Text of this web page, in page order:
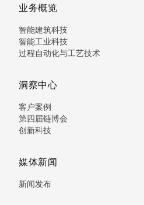
业务概览
智能建筑科技
智能工业科技
过程自动化与工艺技术
洞察中心
客户案例
第四届链博会
创新科技
媒体新闻
新闻发布